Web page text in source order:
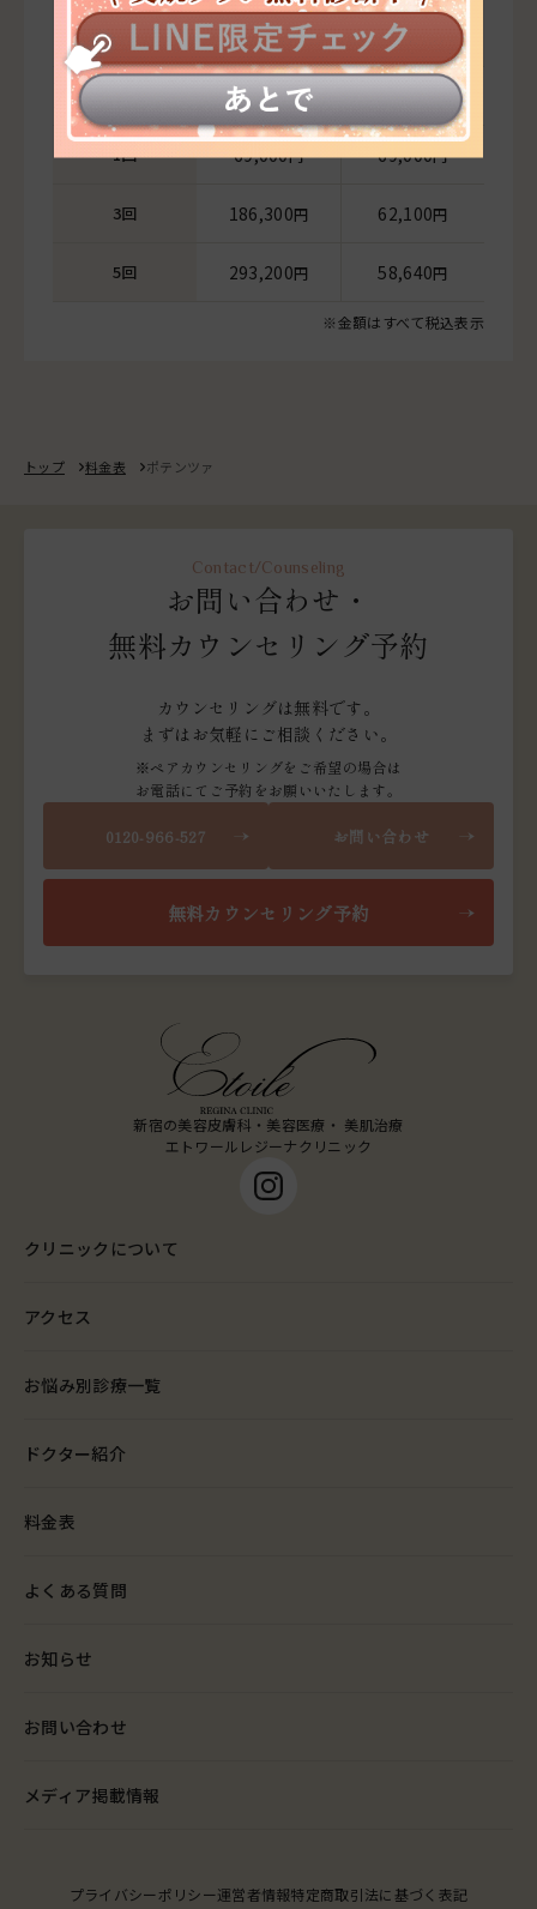
料金
1回あたりの単
価
初回 59,000円 ー
1回 69,000円 69,000円
3回 186,300円 62,100円
5回 293,200円 58,640円
※金額はすべて税込表示
トップ 料金表 ポテンツァ
Contact/Counseling
お問い合わせ・
無料カウンセリング予約
カウンセリングは無料です。
まずはお気軽にご相談ください。
※ペアカウンセリングをご希望の場合は
お電話にてご予約をお願いいたします。
0120-966-527 お問い合わせ
無料カウンセリング予約
新宿の美容皮膚科・美容医療・ 美肌治療
エトワールレジーナクリニック
クリニックについて
アクセス
お悩み別診療一覧
ドクター紹介
料金表
よくある質問
お知らせ
お問い合わせ
メディア掲載情報
プライバシーポリシー運営者情報特定商取引法に基づく表記